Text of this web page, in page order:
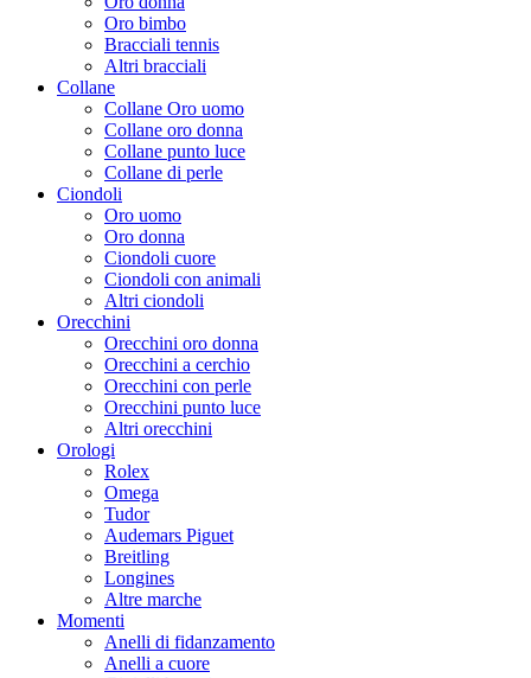
Oro bimbo
Bracciali tennis
Altri bracciali
Collane
Collane Oro uomo
Collane oro donna
Collane punto luce
Collane di perle
Ciondoli
Oro uomo
Oro donna
Ciondoli cuore
Ciondoli con animali
Altri ciondoli
Orecchini
Orecchini oro donna
Orecchini a cerchio
Orecchini con perle
Orecchini punto luce
Altri orecchini
Orologi
Rolex
Omega
Tudor
Audemars Piguet
Breitling
Longines
Altre marche
Momenti
Anelli di fidanzamento
Anelli a cuore